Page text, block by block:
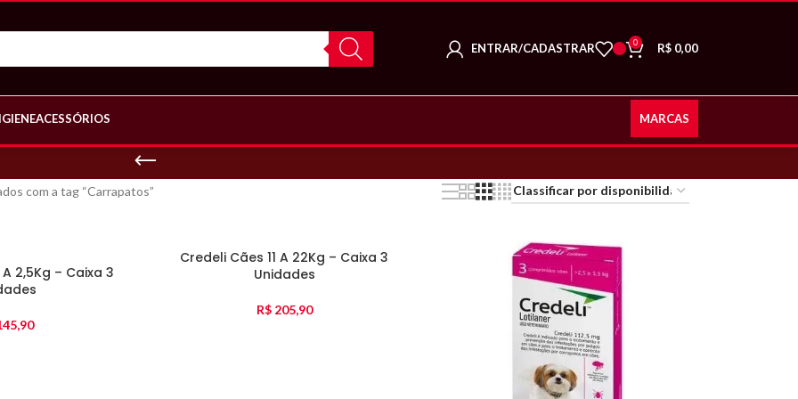
ENTRAR/CADASTRAR 0 R$ 0,00
ACESSÓRIOS MARCAS
com a tag “Carrapatos”
2,5Kg – Caixa 3
Credeli Cães 11 A 22Kg – Caixa 3
Unidades
R$205,90